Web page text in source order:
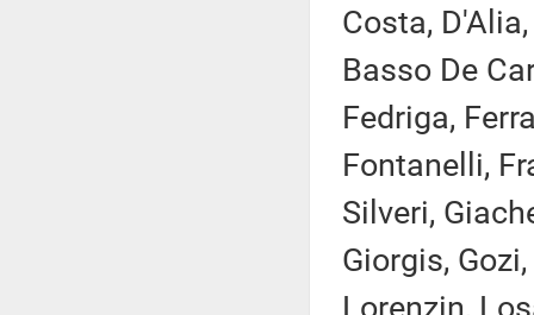
Costa,
Basso De
Fedriga,
Fontanelli,
Silveri,
Giorgis,